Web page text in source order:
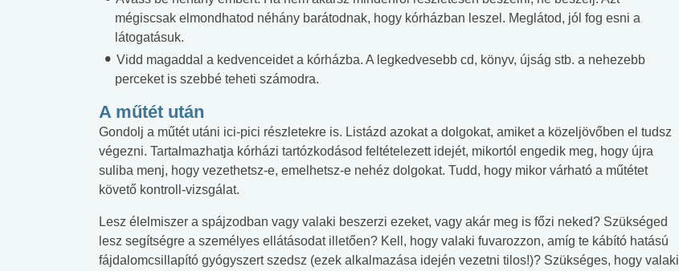
mégiscsak elmondhatod néhány barátodnak, hogy kórházban leszel. Meglátod, jól fog esni a
látogatásuk.
Vidd magaddal a kedvenceidet a kórházba. A legkedvesebb cd, könyv, újság stb. a nehezebb
perceket is szebbé teheti számodra.
A műtét után
Gondolj a műtét utáni ici-pici részletekre is. Listázd azokat a dolgokat, amiket a közeljövőben el tudsz
végezni. Tartalmazhatja kórházi tartózkodásod feltételezett idejét, mikortól engedik meg, hogy újra
suliba menj, hogy vezethetsz-e, emelhetsz-e nehéz dolgokat. Tudd, hogy mikor várható a műtétet
követő kontroll-vizsgálat.
Lesz élelmiszer a spájzodban vagy valaki beszerzi ezeket, vagy akár meg is főzi neked? Szükséged
lesz segítségre a személyes ellátásodat illetően? Kell, hogy valaki fuvarozzon, amíg te kábító hatású
fájdalomcsillapító gyógyszert szedsz (ezek alkalmazása idején vezetni tilos!)? Szükséges, hogy valaki